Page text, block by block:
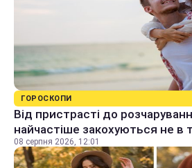
ГОРОСКОПИ
Від пристрасті до
найчастіше закохуються не в
08 серпня 2026, 12:01